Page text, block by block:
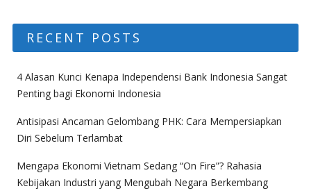
RECENT POSTS
4 Alasan Kunci Kenapa Independensi Bank Indonesia Sangat
Penting bagi Ekonomi Indonesia
Antisipasi Ancaman Gelombang PHK: Cara Mempersiapkan
Diri Sebelum Terlambat
Mengapa Ekonomi Vietnam Sedang “On Fire”? Rahasia
Kebijakan Industri yang Mengubah Negara Berkembang